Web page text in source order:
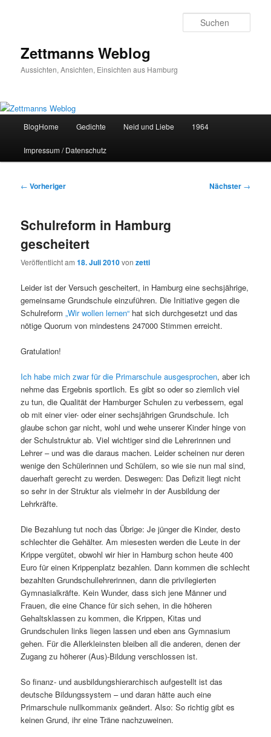
Zettmanns Weblog
Aussichten, Ansichten, Einsichten aus Hamburg
BlogHome Gedichte Neid und Liebe 1964
Impressum / Datenschutz
Beitragsnavigation
← Vorheriger Nächster →
Schulreform in Hamburg
gescheitert
Veröffentlicht am18. Juli 2010vonzetti
Leider ist der Versuch gescheitert, in Hamburg eine sechsjährige,
gemeinsame Grundschule einzuführen. Die Initiative gegen die
Schulreform„Wir wollen lernen“ hat sich durchgesetzt und das
nötige Quorum von mindestens 247000 Stimmen erreicht.
Gratulation!
Ich habe mich zwar für die Primarschule ausgesprochen, aber ich
nehme das Ergebnis sportlich. Es gibt so oder so ziemlich viel
zu tun, die Qualität der Hamburger Schulen zu verbessern, egal
ob mit einer vier- oder einer sechsjährigen Grundschule. Ich
glaube schon gar nicht, wohl und wehe unserer Kinder hinge von
der Schulstruktur ab. Viel wichtiger sind die Lehrerinnen und
Lehrer – und was die daraus machen. Leider scheinen nur deren
wenige den Schülerinnen und Schülern, so wie sie nun mal sind,
dauerhaft gerecht zu werden. Deswegen: Das Defizit liegt nicht
so sehr in der Struktur als vielmehr in der Ausbildung der
Lehrkräfte.
Die Bezahlung tut noch das Übrige: Je jünger die Kinder, desto
schlechter die Gehälter. Am miesesten werden die Leute in der
Krippe vergütet, obwohl wir hier in Hamburg schon heute 400
Euro für einen Krippenplatz bezahlen. Dann kommen die schlecht
bezahlten Grundschullehrerinnen, dann die privilegierten
Gymnasialkräfte. Kein Wunder, dass sich jene Männer und
Frauen, die eine Chance für sich sehen, in die höheren
Gehaltsklassen zu kommen, die Krippen, Kitas und
Grundschulen links liegen lassen und eben ans Gymnasium
gehen. Für die Allerkleinsten bleiben all die anderen, denen der
Zugang zu höherer (Aus)-Bildung verschlossen ist.
So finanz- und ausbildungshierarchisch aufgestellt ist das
deutsche Bildungssystem – und daran hätte auch eine
Primarschule nullkommanix geändert. Also: So richtig gibt es
keinen Grund, ihr eine Träne nachzuweinen.